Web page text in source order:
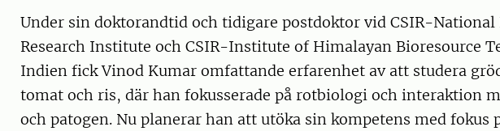
Under sin doktorandtid och tidigare postdoktor vid CSIR-National
Research Institute och CSIR-Institute of Himalayan Bioresource
Indien fick Vinod Kumar omfattande erfarenhet av att studera
tomat och ris, där han fokusserade på rotbiologi och interaktion
och patogen. Nu planerar han att utöka sin kompetens med fokus